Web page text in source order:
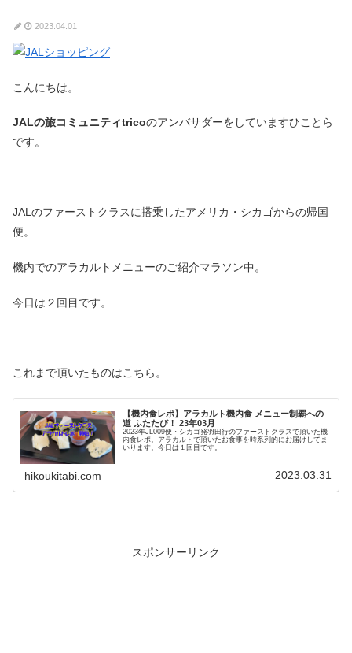
2023.04.01
こんにちは。
JALの旅コミュニティtricoのアンバサダーをしていますひことら
です。
JALのファーストクラスに搭乗したアメリカ・シカゴからの帰国
便。
機内でのアラカルトメニューのご紹介マラソン中。
今日は２回目です。
これまで頂いたものはこちら。
【機内食レポ】アラカルト機内食 メニュー制覇への
道 ふたたび！ 23年03月
2023年JL009便・シカゴ発羽田行のファーストクラスで頂いた機
内食レポ。アラカルトで頂いたお食事を時系列的にお届けしてま
いります。今日は１回目です。
hikoukitabi.com 2023.03.31
スポンサーリンク